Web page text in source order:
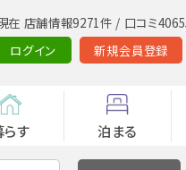
現在 店舗情報9271件 / 口コミ
ログイン
新規会員登録
らす 泊まる